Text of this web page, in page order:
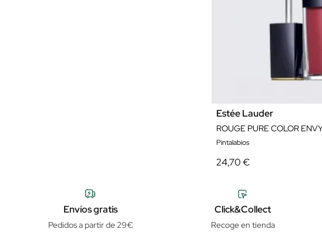
Estée Lauder
Pintalabios
24,70 €
Envíos gratis
Pedidos a partir de 29€
Click&Collect
Recoge en tienda